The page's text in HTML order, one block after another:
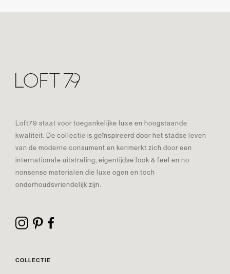
Loft79 staat voor toegankelijke luxe en hoogstaande
kwaliteit. De collectie is geïnspireerd door het stadse leven
van de moderne consument en kenmerkt zich door een
internationale uitstraling, eigentijdse look & feel en no
nonsense materialen die luxe ogen en toch
onderhoudsvriendelijk zijn.
COLLECTIE